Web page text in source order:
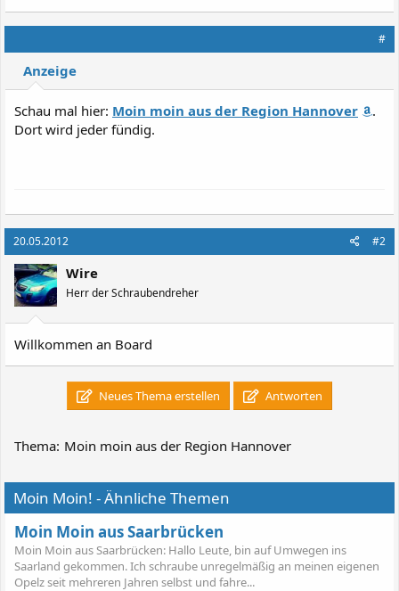
#
Anzeige
Schau mal hier: Moin moin aus der Region Hannover
.
Dort wird jeder fündig.
20.05.2012 #2
Wire
Herr der Schraubendreher
Willkommen an Board
Neues Thema erstellen Antworten
Thema: Moin moin aus der Region Hannover
Moin Moin! - Ähnliche Themen
Moin Moin aus Saarbrücken
Moin Moin aus Saarbrücken: Hallo Leute, bin auf Umwegen ins
Saarland gekommen. Ich schraube unregelmäßig an meinen eigenen
Opelz seit mehreren Jahren selbst und fahre...